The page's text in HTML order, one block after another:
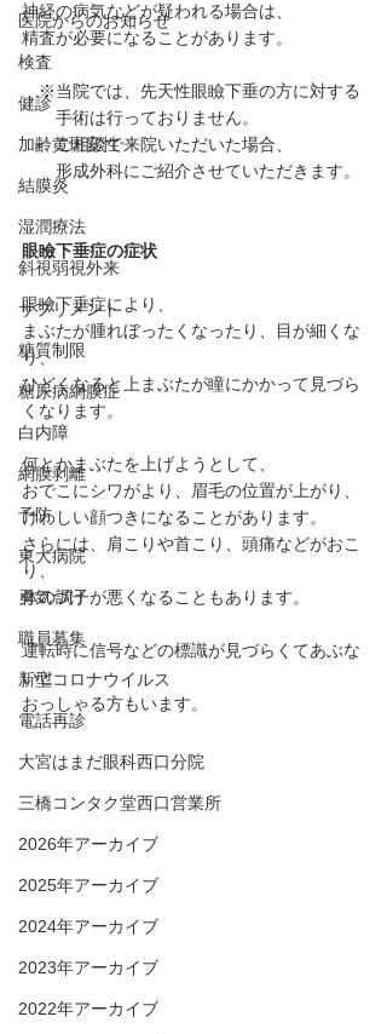
医院からのお知らせ
検査
健診
加齢黄斑変性
結膜炎
湿潤療法
斜視弱視外来
サプリメント
糖質制限
糖尿病網膜症
白内障
網膜剥離
予防
東大病院
勇気づけ
職員募集
新型コロナウイルス
電話再診
大宮はまだ眼科西口分院
三橋コンタク堂西口営業所
2026年アーカイブ
2025年アーカイブ
2024年アーカイブ
2023年アーカイブ
2022年アーカイブ
神経の病気などが疑われる場合は、
精査が必要になることがあります。
※当院では、先天性眼瞼下垂の方に対する
手術は行っておりません。
ご相談で来院いただいた場合、
形成外科にご紹介させていただきます。
眼瞼下垂症の症状
眼瞼下垂症により、
まぶたが腫れぼったくなったり、目が細くな
り、
ひどくなると上まぶたが瞳にかかって見づら
くなります。
何とかまぶたを上げようとして、
おでこにシワがより、眉毛の位置が上がり、
けわしい顔つきになることがあります。
さらには、肩こりや首こり、頭痛などがおこ
り、
体の調子が悪くなることもあります。
運転時に信号などの標識が見づらくてあぶな
いと
おっしゃる方もいます。